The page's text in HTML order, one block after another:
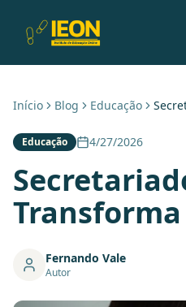
Início Blog Educação
Educação 4/27/2026
Transforma
Fernando Vale
Autor